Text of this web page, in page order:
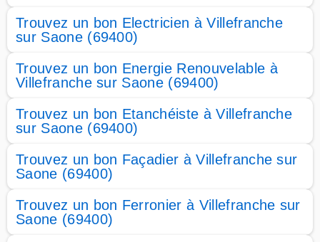
Trouvez un bon Electricien à Villefranche
sur Saone (69400)
Trouvez un bon Energie Renouvelable à
Villefranche sur Saone (69400)
Trouvez un bon Etanchéiste à Villefranche
sur Saone (69400)
Trouvez un bon Façadier à Villefranche sur
Saone (69400)
Trouvez un bon Ferronier à Villefranche sur
Saone (69400)